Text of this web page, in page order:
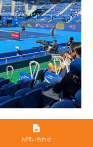
お問い合わせ